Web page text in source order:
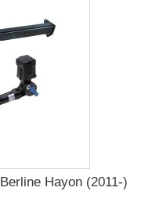
Hayon (2011-)